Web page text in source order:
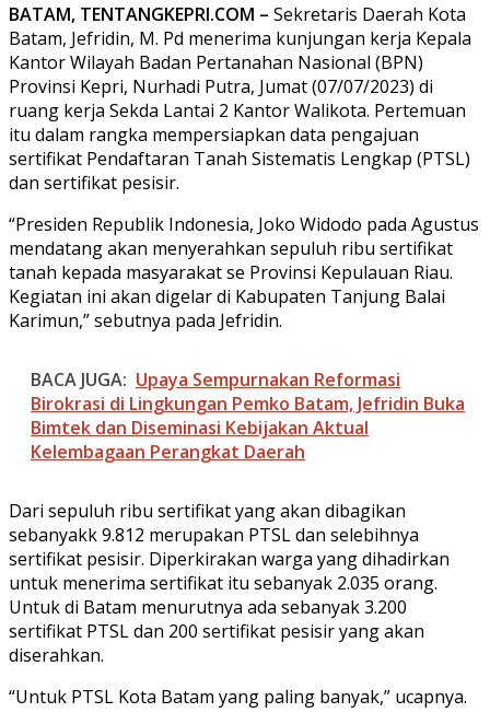
BATAM, TENTANGKEPRI.COM – Sekretaris Daerah Kota
Batam, Jefridin, M. Pd menerima kunjungan kerja Kepala
Kantor Wilayah Badan Pertanahan Nasional (BPN)
Provinsi Kepri, Nurhadi Putra, Jumat (07/07/2023) di
ruang kerja Sekda Lantai 2 Kantor Walikota. Pertemuan
itu dalam rangka mempersiapkan data pengajuan
sertifikat Pendaftaran Tanah Sistematis Lengkap (PTSL)
dan sertifikat pesisir.
“Presiden Republik Indonesia, Joko Widodo pada Agustus
mendatang akan menyerahkan sepuluh ribu sertifikat
tanah kepada masyarakat se Provinsi Kepulauan Riau.
Kegiatan ini akan digelar di Kabupaten Tanjung Balai
Karimun,” sebutnya pada Jefridin.
BACA JUGA: Upaya Sempurnakan Reformasi
Birokrasi di Lingkungan Pemko Batam, Jefridin Buka
Bimtek dan Diseminasi Kebijakan Aktual
Kelembagaan Perangkat Daerah
Dari sepuluh ribu sertifikat yang akan dibagikan
sebanyakk 9.812 merupakan PTSL dan selebihnya
sertifikat pesisir. Diperkirakan warga yang dihadirkan
untuk menerima sertifikat itu sebanyak 2.035 orang.
Untuk di Batam menurutnya ada sebanyak 3.200
sertifikat PTSL dan 200 sertifikat pesisir yang akan
diserahkan.
“Untuk PTSL Kota Batam yang paling banyak,” ucapnya.